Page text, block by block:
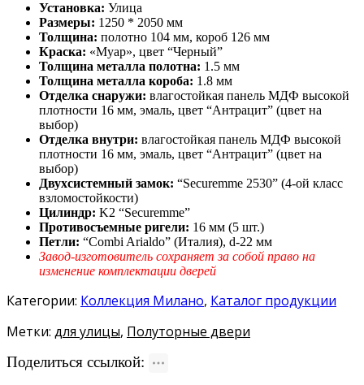
Установка: Улица
Размеры: 1250 * 2050 мм
Толщина: полотно 104 мм, короб 126 мм
Краска: «Муар», цвет “Черный”
Толщина металла полотна: 1.5 мм
Толщина металла короба: 1.8 мм
Отделка снаружи: влагостойкая панель МДФ высокой
плотности 16 мм, эмаль, цвет “Антрацит” (цвет на
выбор)
Отделка внутри: влагостойкая панель МДФ высокой
плотности 16 мм, эмаль, цвет “Антрацит” (цвет на
выбор)
Двухсистемный замок: “Securemme 2530” (4-ой класс
взломостойкости)
Цилиндр: K2 “Securemme”
Противосъемные ригели: 16 мм (5 шт.)
Петли: “Combi Arialdo” (Италия), d-22 мм
Завод-изготовитель сохраняет за собой право на
изменение комплектации дверей
Категории: Коллекция Милано, Каталог продукции
Метки: для улицы, Полуторные двери
Поделиться ссылкой: